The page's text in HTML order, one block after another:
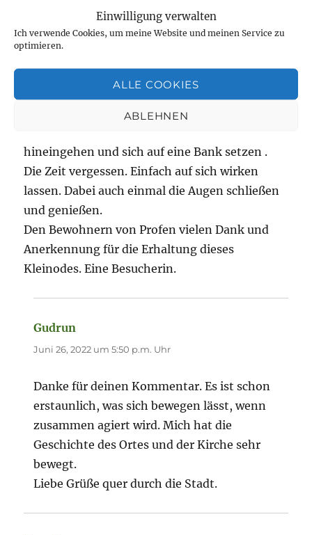
Einwilligung verwalten
Ich verwende Cookies, um meine Website und meinen Service zu
optimieren.
ALLE COOKIES
ABLEHNEN
eine Besucherinsagt:
Und ich kann nur hinzufügen bitte nicht vorbei
hineingehen und sich auf eine Bank setzen .
Die Zeit vergessen. Einfach auf sich wirken
lassen. Dabei auch einmal die Augen schließen
und genießen.
Den Bewohnern von Profen vielen Dank und
Anerkennung für die Erhaltung dieses
Kleinodes. Eine Besucherin.
Gudrun
Juni 26, 2022 um 5:50 p.m. Uhr
Danke für deinen Kommentar. Es ist schon
erstaunlich, was sich bewegen lässt, wenn
zusammen agiert wird. Mich hat die
Geschichte des Ortes und der Kirche sehr
bewegt.
Liebe Grüße quer durch die Stadt.